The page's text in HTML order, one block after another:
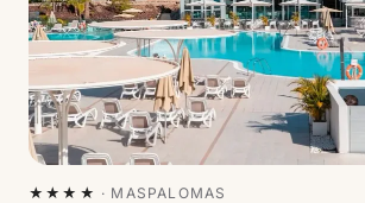
★★★★ · MASPALOMAS